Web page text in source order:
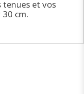
tenues et vos
cm.